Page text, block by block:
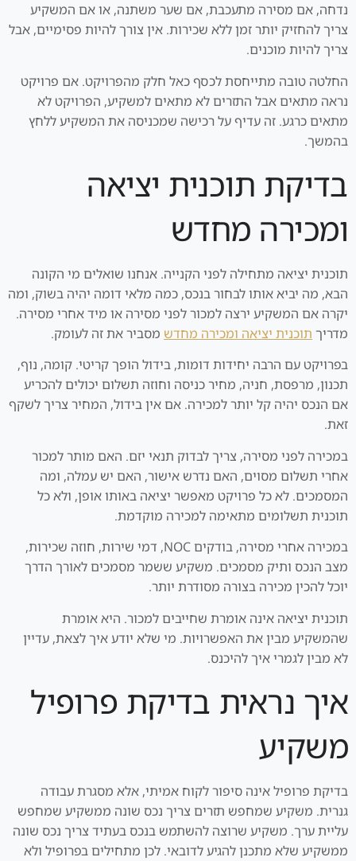
נדחה, אם מסירה מתעכבת, אם שער משתנה, או אם המשקיע
צריך להחזיק יותר זמן ללא שכירות. אין צורך להיות פסימיים, אבל
צריך להיות מוכנים.
החלטה טובה מתייחסת לכסף כאל חלק מהפרויקט. אם פרויקט
נראה מתאים אבל התזרים לא מתאים למשקיע, הפרויקט לא
מתאים כרגע. זה עדיף על רכישה שמכניסה את המשקיע ללחץ
בהמשך.
בדיקת תוכנית יציאה
ומכירה מחדש
תוכנית יציאה מתחילה לפני הקנייה. אנחנו שואלים מי הקונה
הבא, מה יביא אותו לבחור בנכס, כמה מלאי דומה יהיה בשוק, ומה
יקרה אם המשקיע ירצה למכור לפני מסירה או מיד אחרי מסירה.
מדריך תוכנית יציאה ומכירה מחדש מסביר את זה לעומק.
בפרויקט עם הרבה יחידות דומות, בידול הופך קריטי. קומה, נוף,
תכנון, מרפסת, חניה, מחיר כניסה וחוזה תשלום יכולים להכריע
אם הנכס יהיה קל יותר למכירה. אם אין בידול, המחיר צריך לשקף
זאת.
במכירה לפני מסירה, צריך לבדוק תנאי יזם. האם מותר למכור
אחרי תשלום מסוים, האם נדרש אישור, האם יש עמלה, ומה
המסמכים. לא כל פרויקט מאפשר יציאה באותו אופן, ולא כל
תוכנית תשלומים מתאימה למכירה מוקדמת.
במכירה אחרי מסירה, בודקים NOC, דמי שירות, חוזה שכירות,
מצב הנכס ותיק מסמכים. משקיע ששמר מסמכים לאורך הדרך
יוכל להכין מכירה בצורה מסודרת יותר.
תוכנית יציאה אינה אומרת שחייבים למכור. היא אומרת
שהמשקיע מבין את האפשרויות. מי שלא יודע איך לצאת, עדיין
לא מבין לגמרי איך להיכנס.
איך נראית בדיקת פרופיל
משקיע
בדיקת פרופיל אינה סיפור לקוח אמיתי, אלא מסגרת עבודה
גנרית. משקיע שמחפש תזרים צריך נכס שונה ממשקיע שמחפש
עליית ערך. משקיע שרוצה להשתמש בנכס בעתיד צריך נכס שונה
ממשקיע שלא מתכנן להגיע לדובאי. לכן מתחילים בפרופיל ולא